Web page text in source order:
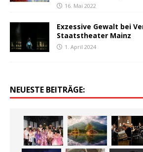
16. Mai 2022
Exzessive Gewalt bei
Staatstheater Mainz
1. April 2024
NEUESTE BEITRÄGE: